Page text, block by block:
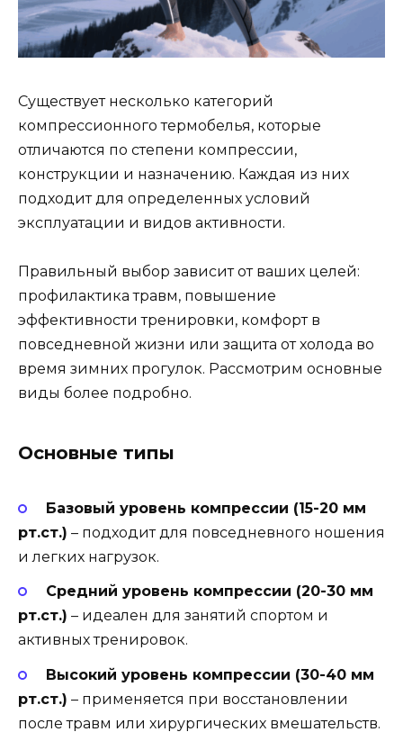
Существует несколько категорий
компрессионного термобелья, которые
отличаются по степени компрессии,
конструкции и назначению. Каждая из них
подходит для определенных условий
эксплуатации и видов активности.
Правильный выбор зависит от ваших целей:
профилактика травм, повышение
эффективности тренировки, комфорт в
повседневной жизни или защита от холода во
время зимних прогулок. Рассмотрим основные
виды более подробно.
Основные типы
Базовый уровень компрессии (15-20 мм
рт.ст.) – подходит для повседневного ношения
и легких нагрузок.
Средний уровень компрессии (20-30 мм
рт.ст.) – идеален для занятий спортом и
активных тренировок.
Высокий уровень компрессии (30-40 мм
рт.ст.) – применяется при восстановлении
после травм или хирургических вмешательств.